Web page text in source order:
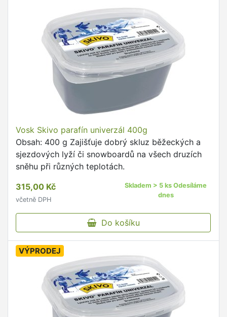
Vosk Skivo parafín univerzál 400g
Obsah: 400 g Zajišťuje dobrý skluz běžeckých a
sjezdových lyží či snowboardů na všech druzích
sněhu při různých teplotách.
315,00 Kč
včetně DPH
Skladem > 5 ks Odesíláme
dnes
Do košíku
VÝPRODEJ